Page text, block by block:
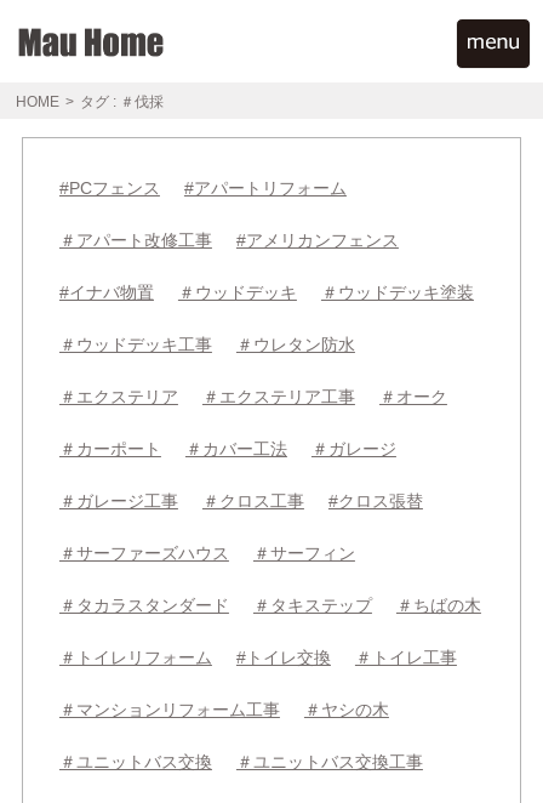
HOME > タグ : ＃伐採
#PCフェンス #アパートリフォーム
＃アパート改修工事 #アメリカンフェンス
#イナバ物置 ＃ウッドデッキ ＃ウッドデッキ塗装
＃ウッドデッキ工事 ＃ウレタン防水
＃エクステリア ＃エクステリア工事 ＃オーク
＃カーポート ＃カバー工法 ＃ガレージ
＃ガレージ工事 ＃クロス工事 #クロス張替
＃サーファーズハウス ＃サーフィン
＃タカラスタンダード ＃タキステップ ＃ちばの木
＃トイレリフォーム #トイレ交換 ＃トイレ工事
＃マンションリフォーム工事 ＃ヤシの木
＃ユニットバス交換 ＃ユニットバス交換工事